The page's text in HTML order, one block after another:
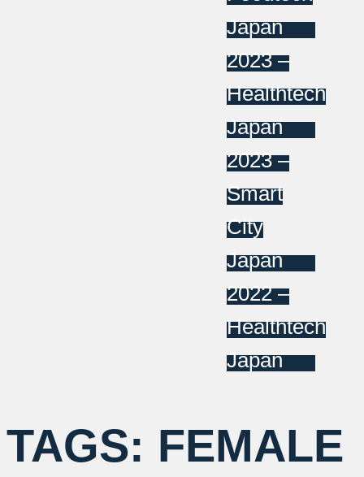
Japan
2023 –
Healthtech
Japan
2023 –
Smart
City
Japan
2022 –
Healthtech
Japan
TAGS: FEMALE